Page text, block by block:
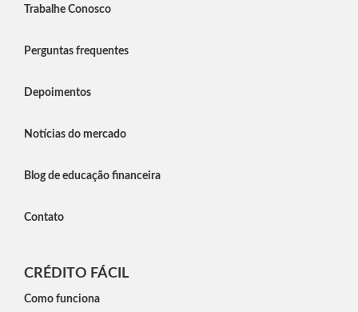
Trabalhe Conosco
Perguntas frequentes
Depoimentos
Notícias do mercado
Blog de educação financeira
Contato
CRÉDITO FÁCIL
Como funciona